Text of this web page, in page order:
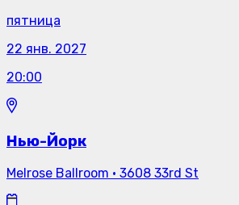
пятница
22 янв. 2027
20:00
Нью-Йорк
Melrose Ballroom · 3608 33rd St